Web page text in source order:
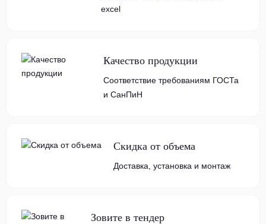
excel
Качество продукции
Соответствие требованиям ГОСТа
и СанПиН
Скидка от объема
Доставка, установка и монтаж
Зовите в тендер